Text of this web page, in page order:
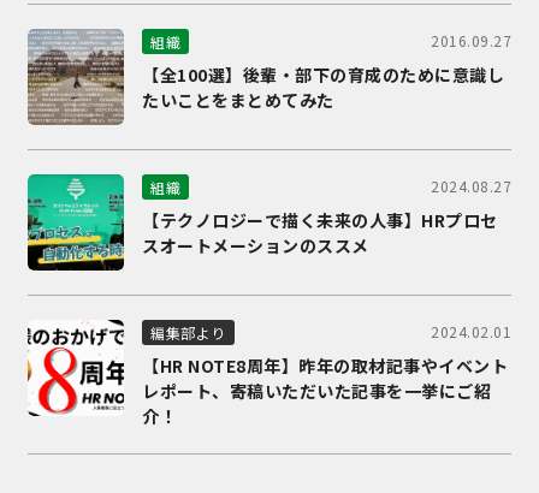
組織 2016.09.27
【全100選】後輩・部下の育成のために意識し
たいことをまとめてみた
組織 2024.08.27
【テクノロジーで描く未来の人事】HRプロセ
スオートメーションのススメ
編集部より 2024.02.01
【HR NOTE8周年】昨年の取材記事やイベント
レポート、寄稿いただいた記事を一挙にご紹
介！